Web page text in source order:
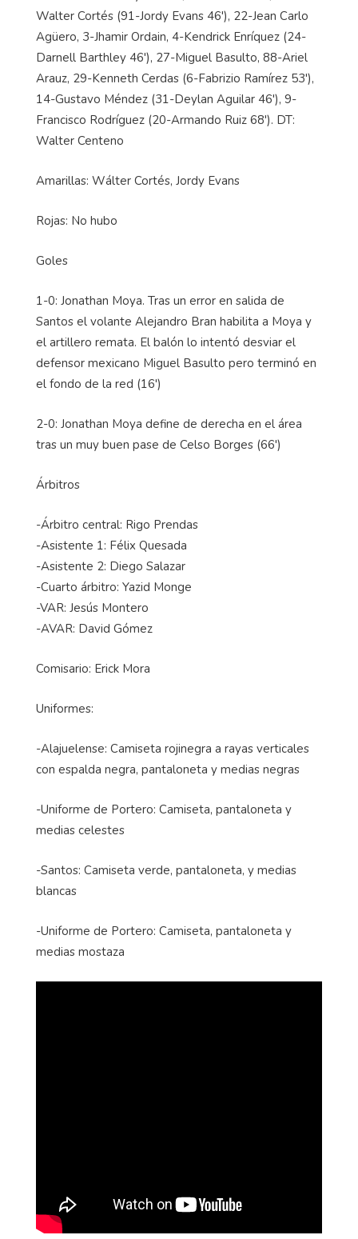
Walter Cortés (91-Jordy Evans 46'), 22-Jean Carlo
Agüero, 3-Jhamir Ordain, 4-Kendrick Enríquez (24-
Darnell Barthley 46'), 27-Miguel Basulto, 88-Ariel
Arauz, 29-Kenneth Cerdas (6-Fabrizio Ramírez 53'),
14-Gustavo Méndez (31-Deylan Aguilar 46'), 9-
Francisco Rodríguez (20-Armando Ruiz 68'). DT:
Walter Centeno
Amarillas: Wálter Cortés, Jordy Evans
Rojas: No hubo
Goles
1-0: Jonathan Moya. Tras un error en salida de
Santos el volante Alejandro Bran habilita a Moya y
el artillero remata. El balón lo intentó desviar el
defensor mexicano Miguel Basulto pero terminó en
el fondo de la red (16')
2-0: Jonathan Moya define de derecha en el área
tras un muy buen pase de Celso Borges (66')
Árbitros
-Árbitro central: Rigo Prendas
-Asistente 1: Félix Quesada
-Asistente 2: Diego Salazar
-Cuarto árbitro: Yazid Monge
-VAR: Jesús Montero
-AVAR: David Gómez
Comisario: Erick Mora
Uniformes:
-Alajuelense: Camiseta rojinegra a rayas verticales
con espalda negra, pantaloneta y medias negras
-Uniforme de Portero: Camiseta, pantaloneta y
medias celestes
-Santos: Camiseta verde, pantaloneta, y medias
blancas
-Uniforme de Portero: Camiseta, pantaloneta y
medias mostaza